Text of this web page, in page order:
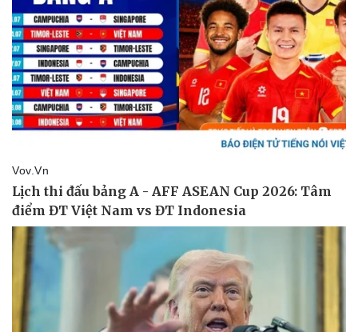
Vụ án
Tin nóng
Tư vấn luật
Vũ khí
Việt Nam
Phân tích